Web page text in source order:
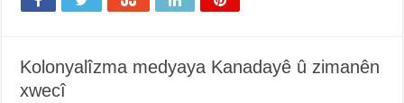
Kolonyalîzma medyaya Kanadayê û zimanên
xwecî